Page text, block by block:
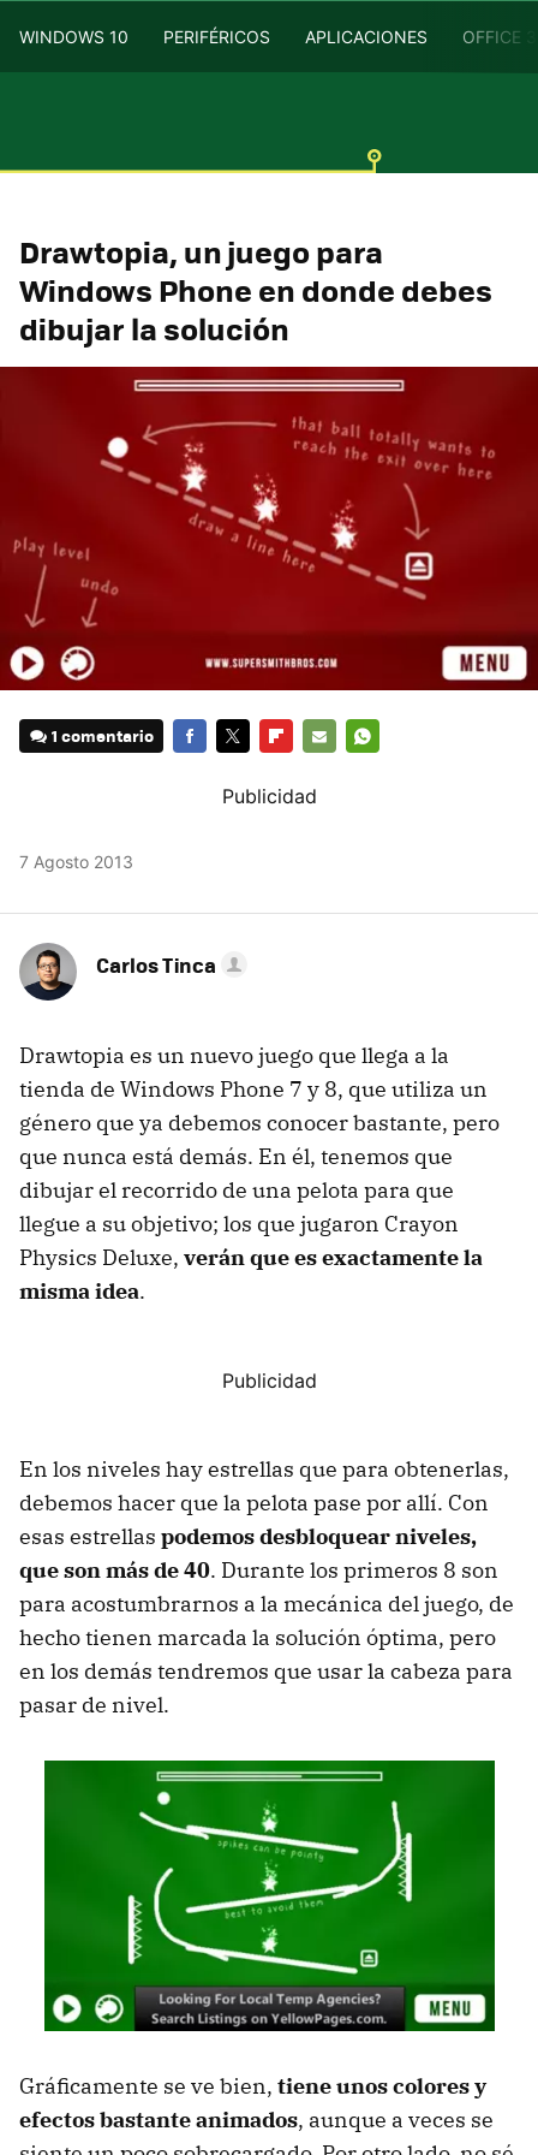
WINDOWS 10 PERIFÉRICOS APLICACIONES OFFICE
Drawtopia, un juego para
Windows Phone en donde debes
dibujar la solución
1 comentario
MAIL
7 Agosto 2013
Carlos Tinca
Drawtopia es un nuevo juego que llega a la
tienda de Windows Phone 7 y 8, que utiliza un
género que ya debemos conocer bastante, pero
que nunca está demás. En él, tenemos que
dibujar el recorrido de una pelota para que
llegue a su objetivo; los que jugaron Crayon
Physics Deluxe, verán que es exactamente la
misma idea.
En los niveles hay estrellas que para obtenerlas,
debemos hacer que la pelota pase por allí. Con
esas estrellas podemos desbloquear niveles,
que son más de 40. Durante los primeros 8 son
para acostumbrarnos a la mecánica del juego, de
hecho tienen marcada la solución óptima, pero
en los demás tendremos que usar la cabeza para
pasar de nivel.
Gráficamente se ve bien, tiene unos colores y
efectos bastante animados, aunque a veces se